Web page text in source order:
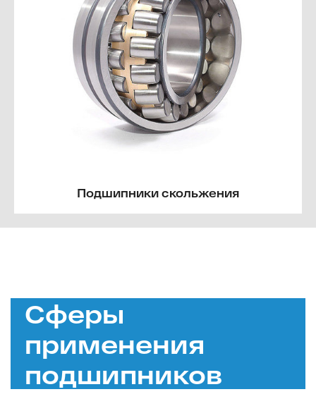
Подшипники скольжения
Сферы
применения
подшипников